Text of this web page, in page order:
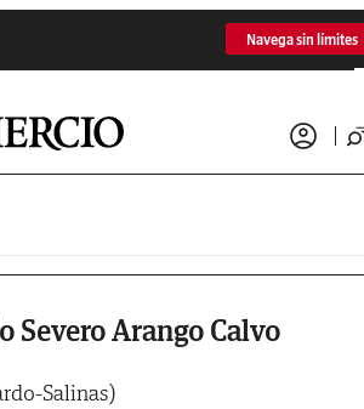
Navega sin límites
Severo Arango Calvo
Salinas)